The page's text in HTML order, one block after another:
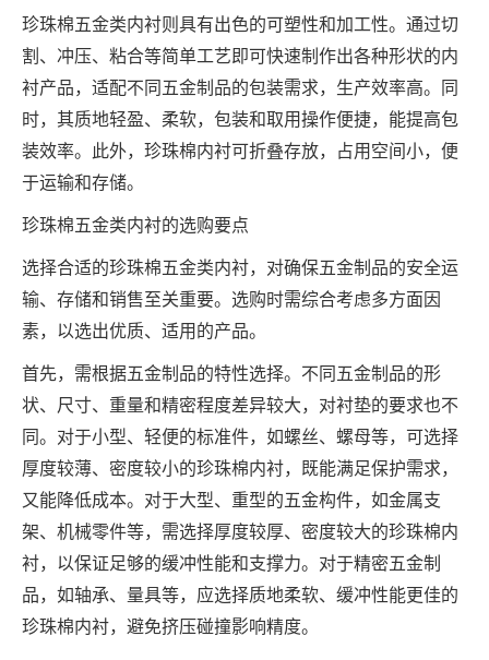
珍珠棉五金类内衬则具有出色的可塑性和加工性。通过切
割、冲压、粘合等简单工艺即可快速制作出各种形状的内
衬产品，适配不同五金制品的包装需求，生产效率高。同
时，其质地轻盈、柔软，包装和取用操作便捷，能提高包
装效率。此外，珍珠棉内衬可折叠存放，占用空间小，便
于运输和存储。
珍珠棉五金类内衬的选购要点
选择合适的珍珠棉五金类内衬，对确保五金制品的安全运
输、存储和销售至关重要。选购时需综合考虑多方面因
素，以选出优质、适用的产品。
首先，需根据五金制品的特性选择。不同五金制品的形
状、尺寸、重量和精密程度差异较大，对衬垫的要求也不
同。对于小型、轻便的标准件，如螺丝、螺母等，可选择
厚度较薄、密度较小的珍珠棉内衬，既能满足保护需求，
又能降低成本。对于大型、重型的五金构件，如金属支
架、机械零件等，需选择厚度较厚、密度较大的珍珠棉内
衬，以保证足够的缓冲性能和支撑力。对于精密五金制
品，如轴承、量具等，应选择质地柔软、缓冲性能更佳的
珍珠棉内衬，避免挤压碰撞影响精度。